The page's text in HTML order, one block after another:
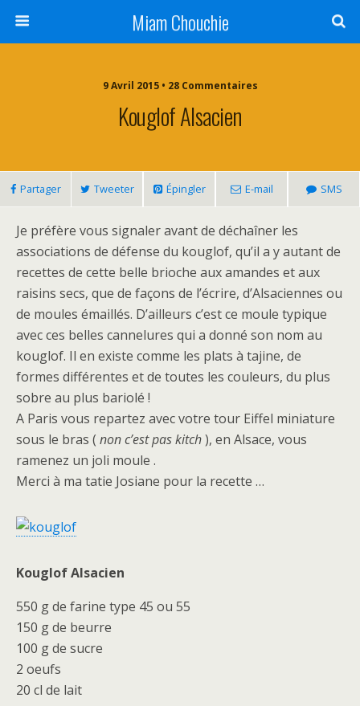
Miam Chouchie
9 Avril 2015 • 28 Commentaires
Kouglof Alsacien
Partager Tweeter Épingler E-mail SMS
Je préfère vous signaler avant de déchaîner les
associations de défense du kouglof, qu’il a y autant de
recettes de cette belle brioche aux amandes et aux
raisins secs, que de façons de l’écrire, d’Alsaciennes ou
de moules émaillés. D’ailleurs c’est ce moule typique
avec ces belles cannelures qui a donné son nom au
kouglof. Il en existe comme les plats à tajine, de
formes différentes et de toutes les couleurs, du plus
sobre au plus bariolé !
A Paris vous repartez avec votre tour Eiffel miniature
sous le bras ( non c’est pas kitch), en Alsace, vous
ramenez un joli moule .
Merci à ma tatie Josiane pour la recette …
Kouglof Alsacien
550 g de farine type 45 ou 55
150 g de beurre
100 g de sucre
2 oeufs
20 cl de lait